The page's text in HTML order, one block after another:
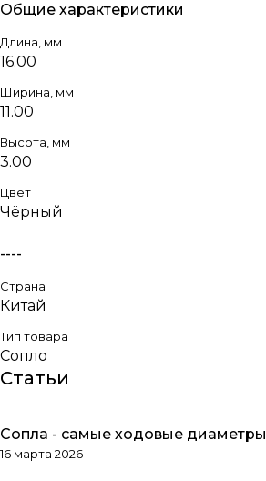
Общие характеристики
Длина, мм
16.00
Ширина, мм
11.00
Высота, мм
3.00
Цвет
Чёрный
----
Страна
Китай
Тип товара
Сопло
Статьи
Обзоры товаров
Сопла - самые ходовые диаметры
16 марта 2026